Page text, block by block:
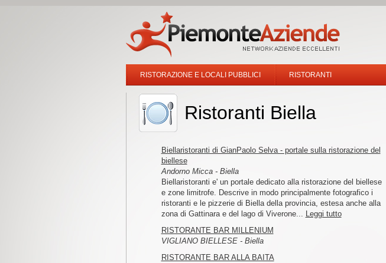
RISTORAZIONE E LOCALI PUBBLICI RISTORANTI
Ristoranti Biella
Biellaristoranti di GianPaolo Selva - portale sulla ristorazione del
biellese
Andorno Micca - Biella
Biellaristoranti e' un portale dedicato alla ristorazione del biellese
e zone limitrofe. Descrive in modo principalmente fotografico i
ristoranti e le pizzerie di Biella della provincia, estesa anche alla
zona di Gattinara e del lago di Viverone... Leggi tutto
RISTORANTE BAR MILLENIUM
VIGLIANO BIELLESE - Biella
RISTORANTE BAR ALLA BAITA